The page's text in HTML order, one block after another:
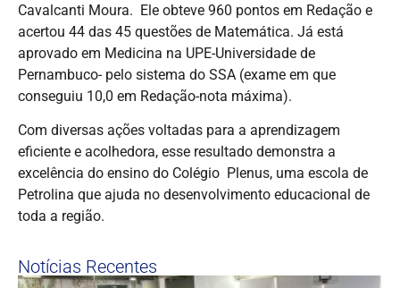
Notícias Recentes
Cavalcanti Moura. Ele obteve 960 pontos em Redação e
acertou 44 das 45 questões de Matemática. Já está
aprovado em Medicina na UPE-Universidade de
Pernambuco- pelo sistema do SSA (exame em que
conseguiu 10,0 em Redação-nota máxima).
Com diversas ações voltadas para a aprendizagem
eficiente e acolhedora, esse resultado demonstra a
excelência do ensino do Colégio Plenus, uma escola de
Petrolina que ajuda no desenvolvimento educacional de
toda a região.